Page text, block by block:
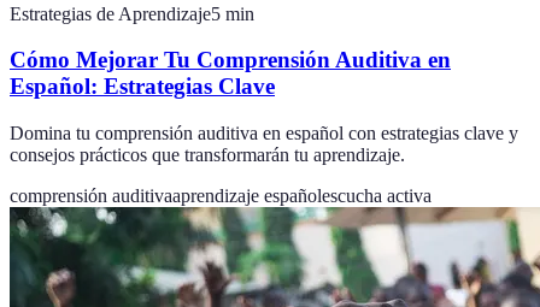
Estrategias de Aprendizaje5 min
Cómo Mejorar Tu Comprensión Auditiva en
Español: Estrategias Clave
Domina tu comprensión auditiva en español con estrategias clave y
consejos prácticos que transformarán tu aprendizaje.
comprensión auditivaaprendizaje españolescucha activa